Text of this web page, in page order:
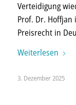
Verteidigung
Prof. Dr.
Preisrecht in
Weiterlesen
3. Dezember 2025